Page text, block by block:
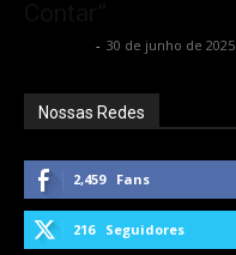
- 30 de junho de 2025
Nossas Redes
2,459 Fans
216 Seguidores